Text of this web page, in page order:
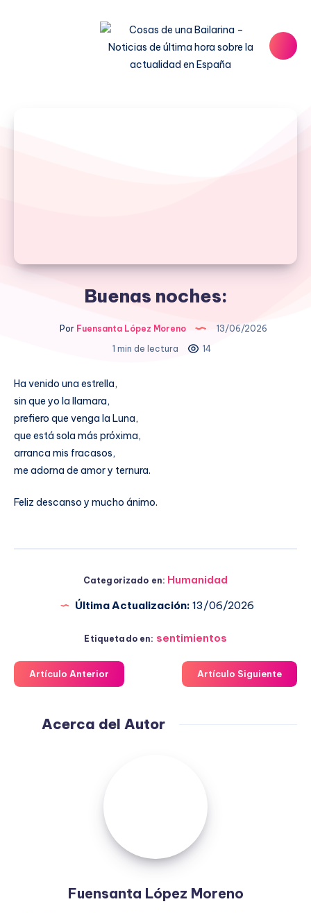
Buenas noches:
Por Fuensanta López Moreno
13/06/2026
1 min de lectura
14
Ha venido una estrella,
sin que yo la llamara,
prefiero que venga la Luna,
que está sola más próxima,
arranca mis fracasos,
me adorna de amor y ternura.
Feliz descanso y mucho ánimo.
Categorizado en: Humanidad
Última Actualización: 13/06/2026
Etiquetado en: sentimientos
Artículo Anterior Artículo Siguiente
Acerca del Autor
Fuensanta López Moreno